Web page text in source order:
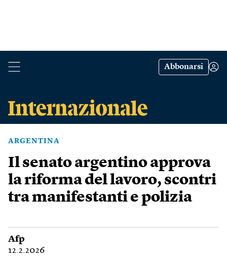
Abbonarsi
ARGENTINA
Il senato argentino approva
la riforma del lavoro, scontri
tra manifestanti e polizia
Afp
12.2.2026